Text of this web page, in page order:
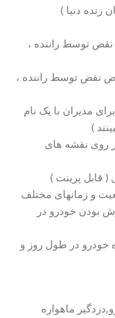
توسط راننده ،
نقض توسط راننده ،
مدیران با یک نام
)
روی نقشه های
بودن خودرو در
خودرو در طول روز و
ماهواره